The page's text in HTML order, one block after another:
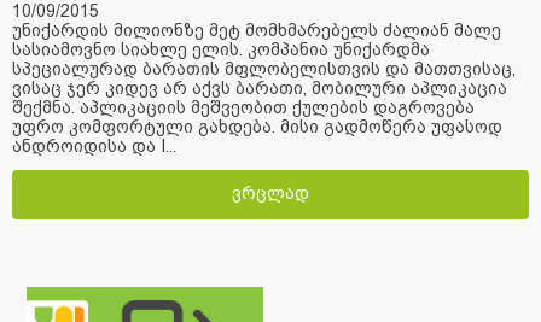
10/09/2015
უნიქარდის მილიონზე მეტ მომხმარებელს ძალიან მალე
სასიამოვნო სიახლე ელის. კომპანია უნიქარდმა
სპეციალურად ბარათის მფლობელისთვის და მათთვისაც,
ვისაც ჯერ კიდევ არ აქვს ბარათი, მობილური აპლიკაცია
შექმნა. აპლიკაციის მეშვეობით ქულების დაგროვება
უფრო კომფორტული გახდება. მისი გადმოწერა უფასოდ
ანდროიდისა და I...
ვრცლად